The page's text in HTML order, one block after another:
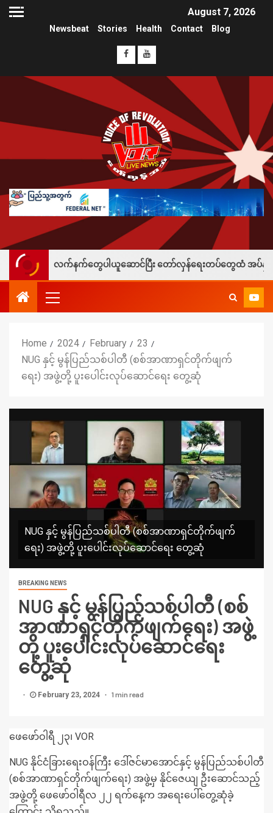
August 7, 2026
Newsbeat Stories Health Contact Blog
လက်နက်တွေပါယူဆောင်ပြီး တော်လှန်ရေးတပ်တွေထံ အပ်နှံလို့ သိန်းတစ်ရာ
Home 2024 February
23
NUG နှင့် မွန်ပြည်သစ်ပါတီ (စစ်အာဏာရှင်တိုက်ဖျက်
ရေး) အဖွဲ့တို့ ပူးပေါင်းလုပ်ဆောင်ရေး တွေ့ဆုံ
NUG နှင့် မွန်ပြည်သစ်ပါတီ (စစ်အာဏာရှင်တိုက်ဖျက်
ရေး) အဖွဲ့တို့ ပူးပေါင်းလုပ်ဆောင်ရေး တွေ့ဆုံ
BREAKING NEWS
NUG နှင့် မွန်ပြည်သစ်ပါတီ (စစ်
အာဏာရှင်တိုက်ဖျက်ရေး) အဖွဲ့
တို့ ပူးပေါင်းလုပ်ဆောင်ရေး
တွေ့ဆုံ
February 23, 2024 1 min read
ဖေဖော်ဝါရီ ၂၃၊ VOR
NUG နိုင်ငံခြားရေးဝန်ကြီး ဒေါ်ဇင်မာအောင်နှင့် မွန်ပြည်သစ်ပါတီ
(စစ်အာဏာရှင်တိုက်ဖျက်ရေး) အဖွဲ့မှ နိုင်ဇေယျ ဦးဆောင်သည့်
အဖွဲ့တို့ ဖေဖော်ဝါရီလ ၂၂ ရက်နေ့က အရေးပေါ်တွေ့ဆုံခဲ့